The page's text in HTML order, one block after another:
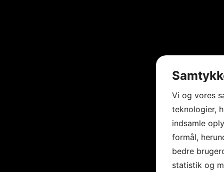
Vi og vores
teknologier,
indsamle
formål,
bedre
statistik og